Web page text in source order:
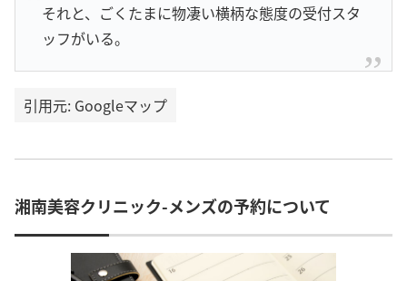
それと、ごくたまに物凄い横柄な態度の受付スタ
ッフがいる。
引用元: Googleマップ
湘南美容クリニック-メンズの予約について